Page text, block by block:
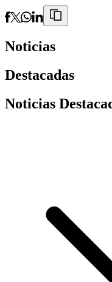
Noticias
Destacadas
Noticias